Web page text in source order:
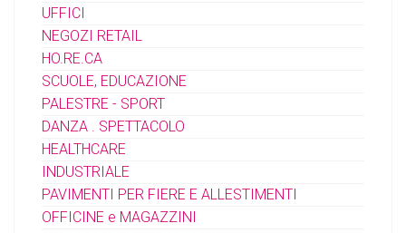
UFFICI
NEGOZI RETAIL
HO.RE.CA
SCUOLE, EDUCAZIONE
PALESTRE - SPORT
DANZA . SPETTACOLO
HEALTHCARE
INDUSTRIALE
PAVIMENTI PER FIERE E ALLESTIMENTI
OFFICINE e MAGAZZINI